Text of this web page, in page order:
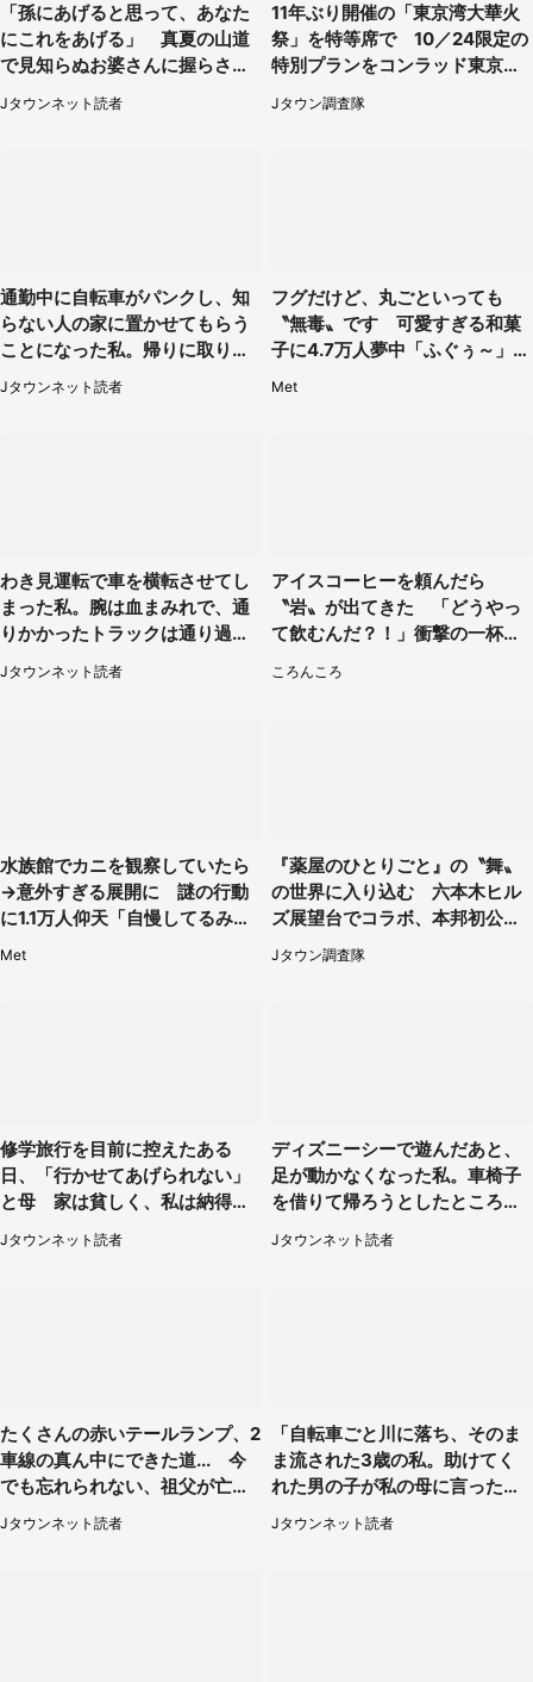
「孫にあげると思って、あなた
にこれをあげる」 真夏の山道
で見知らぬお婆さんに握らされ
たもの（山口県・30代女性）
Jタウンネット読者
11年ぶり開催の「東京湾大華火
祭」を特等席で 10／24限定の
特別プランをコンラッド東京が
販売【8／3～10／16】
Jタウン調査隊
通勤中に自転車がパンクし、知
らない人の家に置かせてもらう
ことになった私。帰りに取りに
行くと、なんと...（東京都・40
代女性）
Jタウンネット読者
フグだけど、丸ごといっても
〝無毒〟です 可愛すぎる和菓
子に4.7万人夢中「ふぐぅ～」
Met
わき見運転で車を横転させてし
まった私。腕は血まみれで、通
りかかったトラックは通り過ぎ
ていき...（福岡県・30代女性）
Jタウンネット読者
アイスコーヒーを頼んだら
〝岩〟が出てきた 「どうやっ
て飲むんだ？！」衝撃の一杯が
ころんころ
水族館でカニを観察していたら
→意外すぎる展開に 謎の行動
に1.1万人仰天「自慢してるみた
Met
『薬屋のひとりごと』の〝舞〟
の世界に入り込む 六本木ヒル
ズ展望台でコラボ、本邦初公開
の「猫猫像」も【8／1～10／2
6】
Jタウン調査隊
修学旅行を目前に控えたある
日、「行かせてあげられない」
と母 家は貧しく、私は納得し
たけれど...（北海道・70代以上
女性）
Jタウンネット読者
ディズニーシーで遊んだあと、
足が動かなくなった私。車椅子
を借りて帰ろうとしたところで
キャストが（60代女性）
Jタウンネット読者
たくさんの赤いテールランプ、2
車線の真ん中にできた道... 今
でも忘れられない、祖父が亡く
なった夜に見た光景（30代女
性）
Jタウンネット読者
「自転車ごと川に落ち、そのま
ま流された3歳の私。助けてく
れた男の子が私の母に言ったの
は...」（千葉県・20代女性）
Jタウンネット読者